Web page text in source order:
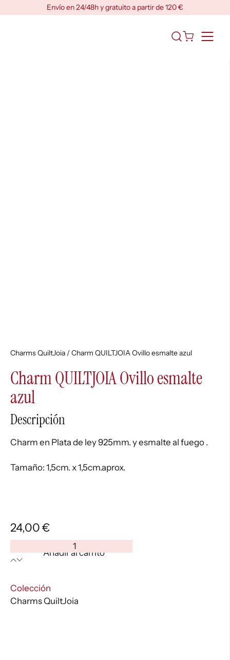
Envío en 24/48h y gratuito a partir de 120 €
Abrir
Charms QuiltJoia / Charm QUILTJOIA Ovillo esmalte azul
Charm QUILTJOIA Ovillo esmalte
azul
Descripción
Charm en Plata de ley 925mm. y esmalte al fuego .
Tamaño: 1,5cm. x 1,5cm.aprox.
24,00€
QUILTJOIA
esmalte
azul
Añadir al carrito
Colección
Charms QuiltJoia